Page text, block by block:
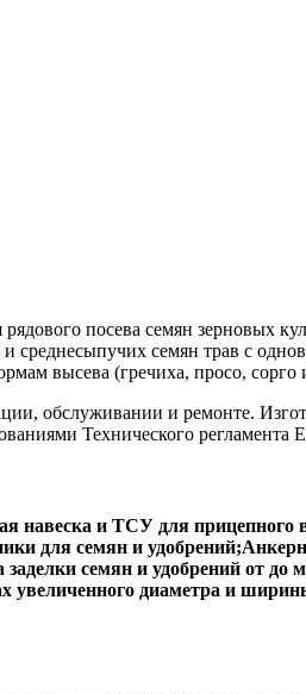
посева семян зерновых
семян трав с
обслуживании и ремонте.
навеска и ТСУ для
для семян и
заделки семян и
на шинах увеличенного